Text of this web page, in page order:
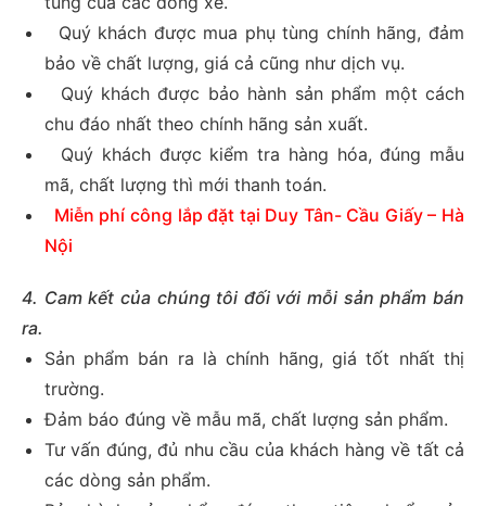
Quý khách được mua phụ tùng chính hãng, đảm
bảo về chất lượng, giá cả cũng như dịch vụ.
Quý khách được bảo hành sản phẩm một cách
chu đáo nhất theo chính hãng sản xuất.
Quý khách được kiểm tra hàng hóa, đúng mẫu
mã, chất lượng thì mới thanh toán.
Miễn phí công lắp đặt tại Duy Tân- Cầu Giấy – Hà
Nội
4. Cam kết của chúng tôi đối với mỗi sản phẩm bán
ra.
Sản phẩm bán ra là chính hãng, giá tốt nhất thị
trường.
Đảm báo đúng về mẫu mã, chất lượng sản phẩm.
Tư vấn đúng, đủ nhu cầu của khách hàng về tất cả
các dòng sản phẩm.